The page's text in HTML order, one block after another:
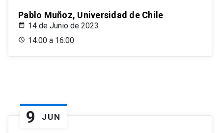
Pablo Muñoz, Universidad de Chile
14 de Junio de 2023
14:00 a 16:00
9 JUN